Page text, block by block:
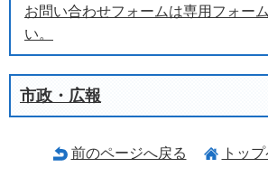
お問い合わせフォームは専用フォー
い。
市政・広報
前のページへ戻る トッ